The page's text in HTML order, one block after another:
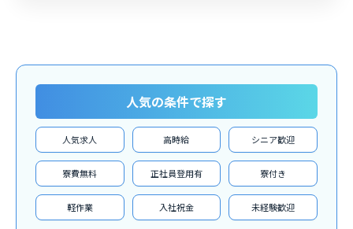
人気の条件で探す
人気求人 高時給 シニア歓迎
寮費無料 正社員登用有 寮付き
軽作業 入社祝金 未経験歓迎